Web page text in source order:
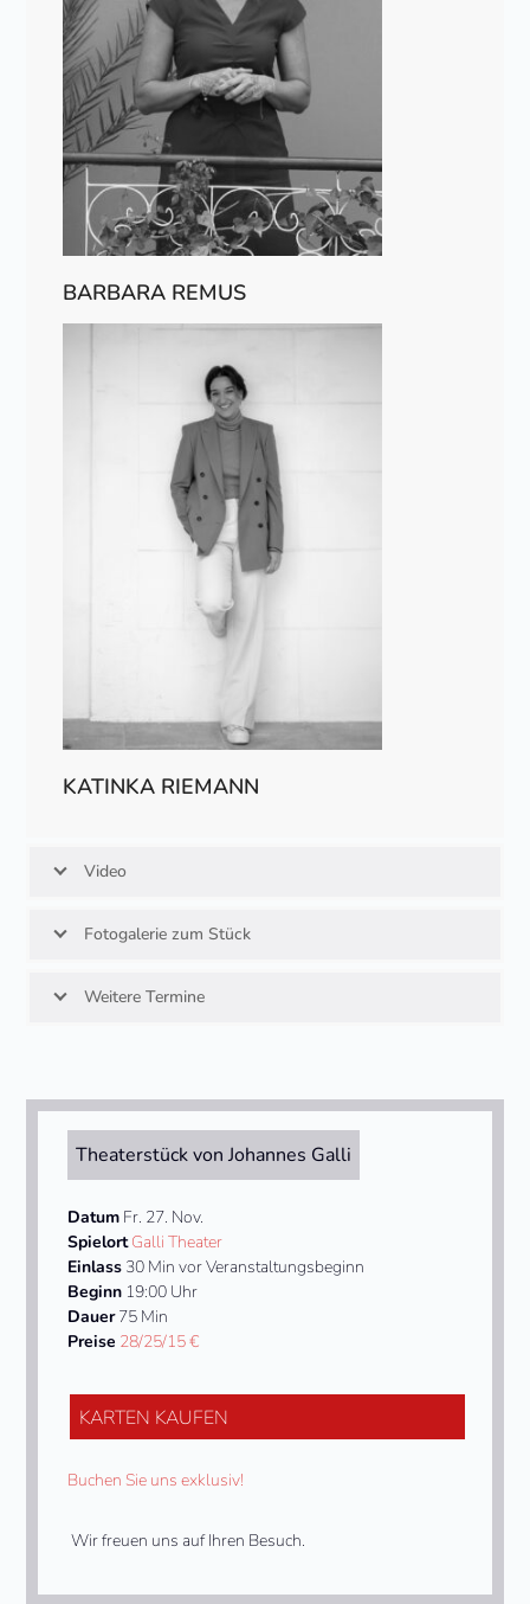
BARBARA REMUS
KATINKA RIEMANN
Video
Fotogalerie zum Stück
Weitere Termine
Theaterstück von Johannes Galli
Datum Fr. 27. Nov.
SpielortGalli Theater
Einlass 30 Min vor Veranstaltungsbeginn
Beginn 19:00 Uhr
Dauer75 Min
Preise 28/25/15 €
KARTEN KAUFEN
Buchen Sie uns exklusiv!
Wir freuen uns auf Ihren Besuch.